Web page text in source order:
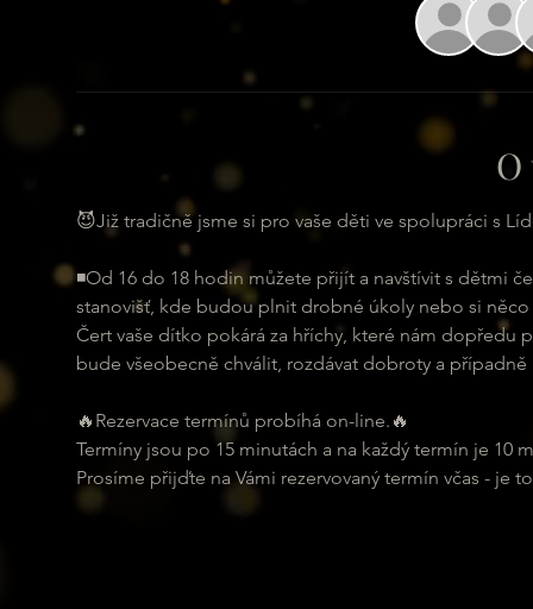
😈Již tradičně jsme si pro vaše děti ve spolupráci s
◾Od 16 do 18 hodin můžete přijít a navštívit s dětmi
stanovišť, kde budou plnit drobné úkoly nebo si něco
Čert vaše dítko pokárá za hříchy, které nám dopředu
bude všeobecně chválit, rozdávat dobroty a případně
🔥Rezervace termínů probíhá on-line.🔥
Termíny jsou po 15 minutách a na každý termín je 10
Prosíme přijďte na Vámi rezervovaný termín včas - je